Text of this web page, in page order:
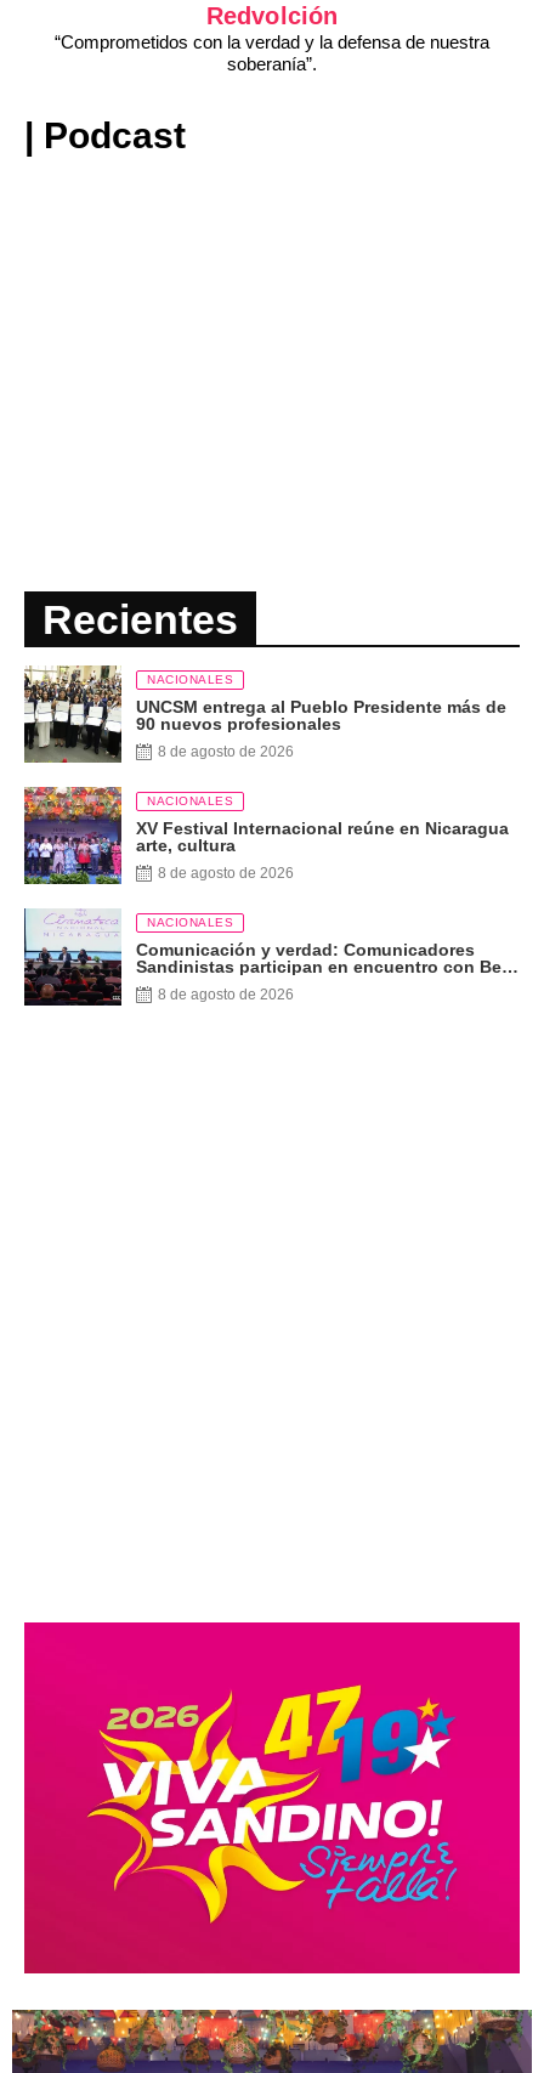
Redvolción
“Comprometidos con la verdad y la defensa de nuestra
soberanía”.
| Podcast
Recientes
NACIONALES
UNCSM entrega al Pueblo Presidente más de
90 nuevos profesionales
8 de agosto de 2026
NACIONALES
XV Festival Internacional reúne en Nicaragua
arte, cultura
8 de agosto de 2026
NACIONALES
Comunicación y verdad: Comunicadores
Sandinistas participan en encuentro con Ben
Norton
8 de agosto de 2026